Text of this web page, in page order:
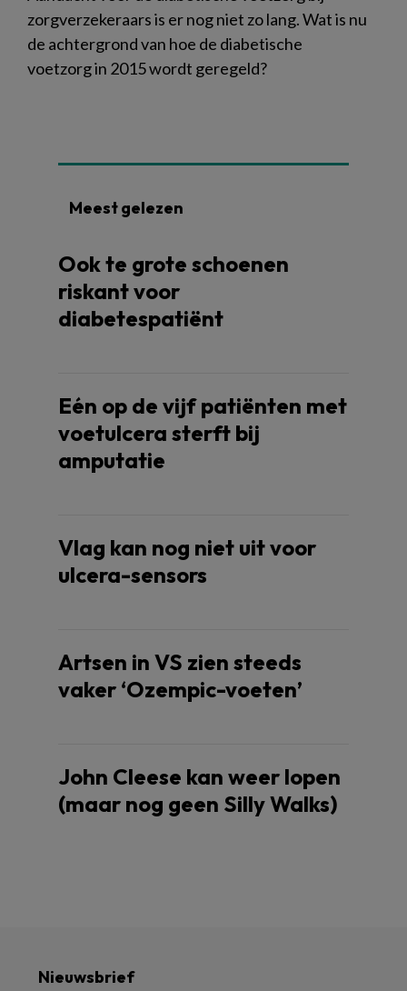
zorgverzekeraars is er nog niet zo lang. Wat is nu
de achtergrond van hoe de diabetische
voetzorg in 2015 wordt geregeld?
Meest gelezen
Ook te grote schoenen
riskant voor
diabetespatiënt
Eén op de vijf patiënten met
voetulcera sterft bij
amputatie
Vlag kan nog niet uit voor
ulcera-sensors
Artsen in VS zien steeds
vaker ‘Ozempic-voeten’
John Cleese kan weer lopen
(maar nog geen Silly Walks)
Nieuwsbrief